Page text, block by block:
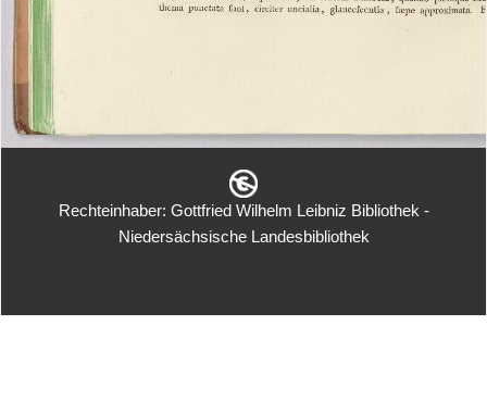
Rechteinhaber: Gottfried Wilhelm Leibniz Bibliothek -
Niedersächsische Landesbibliothek